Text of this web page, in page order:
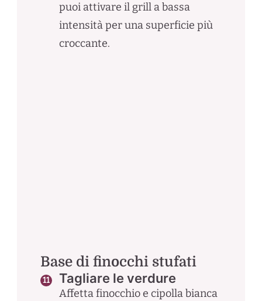
puoi attivare il grill a bassa
intensità per una superficie più
croccante.
Base di finocchi stufati
Tagliare le verdure
Affetta finocchio e cipolla bianca